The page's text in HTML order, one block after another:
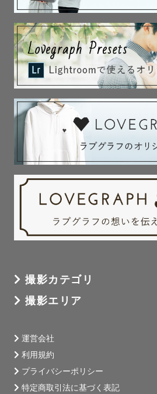
撮影カテゴリ
撮影エリア
運営会社
利用規約
プライバシーポリシー
特定商取引法に基づく表記